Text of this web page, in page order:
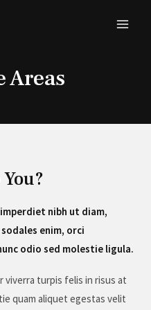
Areas
nibh ut diam,
enim, orci
odio sed molestie ligula.
viverra turpis felis in risus at
quam aliquet egestas velit